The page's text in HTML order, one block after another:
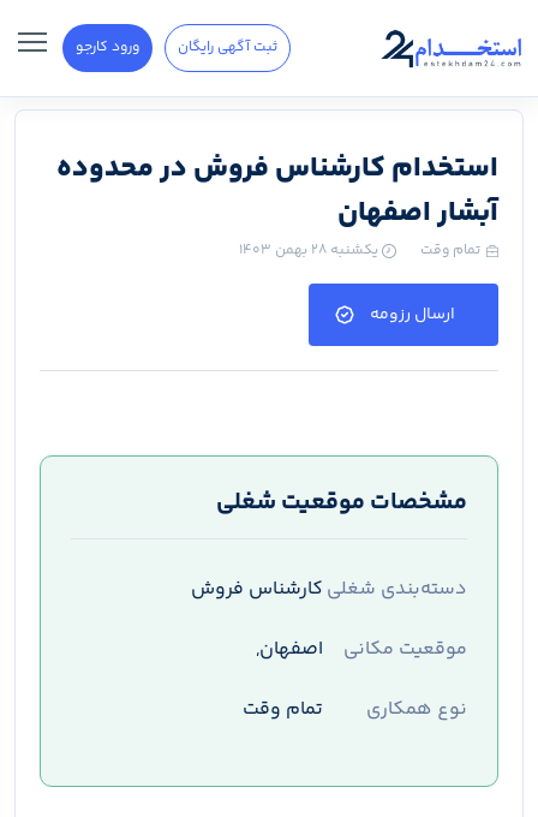
ثبت آگهی رایگان ورود کارجو
استخدام کارشناس فروش در محدوده
آبشار اصفهان
تمام وقت یکشنبه ۲۸ بهمن ۱۴۰۳
ارسال رزومه
مشخصات موقعیت شغلی
دسته‌بندی شغلی کارشناس فروش
موقعیت مکانی
اصفهان,
نوع همکاری
تمام وقت